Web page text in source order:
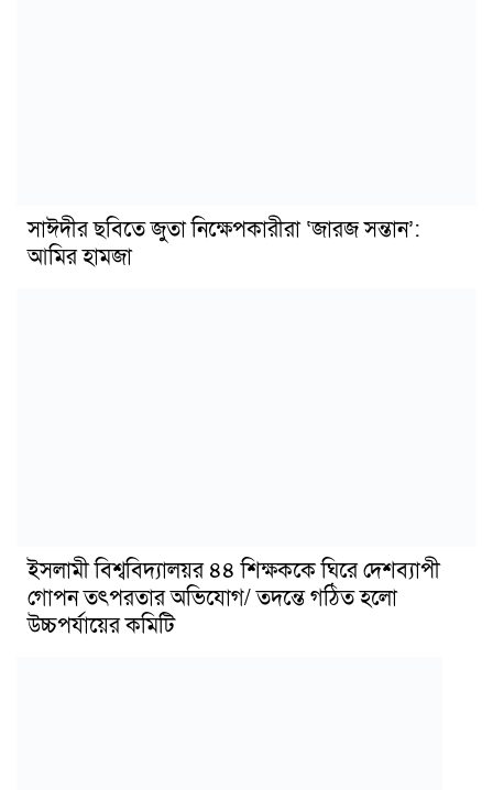
সাঈদীর ছবিতে জুতা নিক্ষেপকারীরা ‘জারজ সন্তান’:
আমির হামজা
ইসলামী বিশ্ববিদ্যালয়র ৪৪ শিক্ষককে ঘিরে দেশব্যাপী
গোপন তৎপরতার অভিযোগ/ তদন্তে গঠিত হলো
উচ্চপর্যায়ের কমিটি